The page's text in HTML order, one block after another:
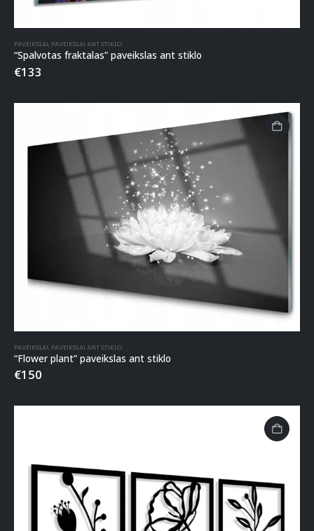
PAVEIKSLAI, PAVEIKSLAI ANT STIKLO
“Spalvotas fraktalas” paveikslas ant stiklo
€133
PAVEIKSLAI, PAVEIKSLAI ANT STIKLO
“Flower plant” paveikslas ant stiklo
€150